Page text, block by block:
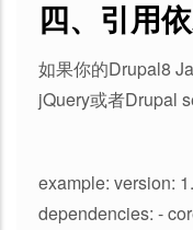
四、引用
如果你的Drupal8
jQuery或者Drupal
example: version:
dependencies: -